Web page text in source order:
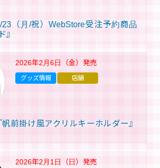
（月/祝）WebStore受注予約商品
』
2026年2月6日（金） 発売
前掛け風アクリルキーホルダー』
グッズ情報 店舗
2026年2月1日（日） 発売